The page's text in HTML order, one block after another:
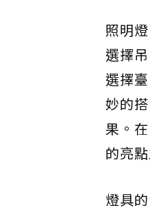
照明
選擇
選擇
妙的
果。
的亮
燈具